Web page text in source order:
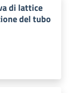
di lattice
del tubo